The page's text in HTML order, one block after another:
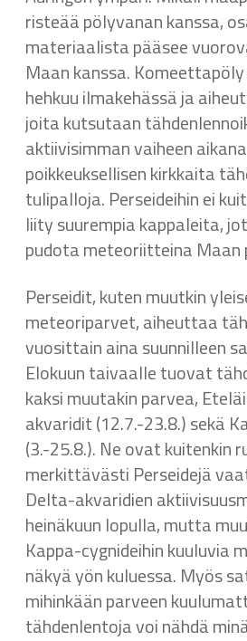
risteää pölyvanan kanssa,
materiaalista pääsee
Maan kanssa.
hehkuu ilmakehässä ja
joita kutsutaan
aktiivisimman vaiheen
poikkeuksellisen kirkkaita
tulipalloja. Perseideihin ei
liity suurempia kappaleita,
pudota meteoriitteina Maan
Perseidit, kuten muutkin
meteoriparvet, aiheuttaa
vuosittain aina suunnilleen
Elokuun taivaalle tuovat
kaksi muutakin parvea,
akvaridit (12.7.-23.8.) sekä
(3.-25.8.). Ne ovat kuitenkin
merkittävästi Perseidejä
Delta-akvaridien
heinäkuun lopulla, mutta
Kappa-cygnideihin kuuluvia
näkyä yön kuluessa. Myös
mihinkään parveen
tähdenlentoja voi nähdä